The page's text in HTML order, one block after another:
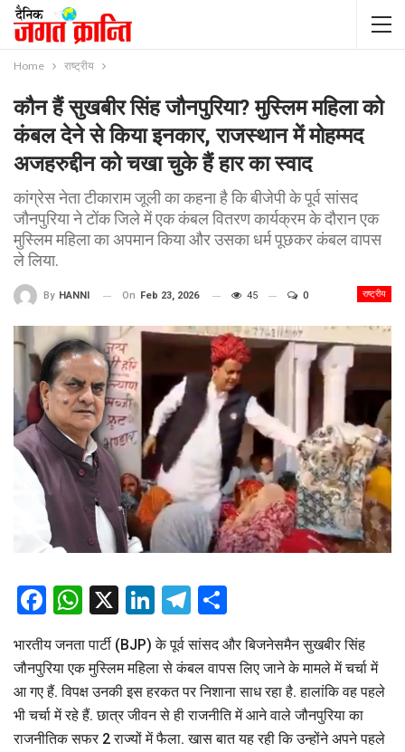
Home राष्ट्रीय
कौन हैं सुखबीर सिंह जौनपुरिया? मुस्लिम महिला को
कंबल देने से किया इनकार, राजस्थान में मोहम्मद
अजहरुद्दीन को चखा चुके हैं हार का स्वाद
कांग्रेस नेता टीकाराम जूली का कहना है कि बीजेपी के पूर्व सांसद
जौनपुरिया ने टोंक जिले में एक कंबल वितरण कार्यक्रम के दौरान एक
मुस्लिम महिला का अपमान किया और उसका धर्म पूछकर कंबल वापस
ले लिया.
राष्ट्रीय
By HANNI On Feb 23, 2026 45 0
Facebook
WhatsApp
X LinkedIn
Telegram
भारतीय जनता पार्टी (BJP) के पूर्व सांसद और बिजनेसमैन सुखबीर सिंह
जौनपुरिया एक मुस्लिम महिला से कंबल वापस लिए जाने के मामले में चर्चा में
आ गए हैं. विपक्ष उनकी इस हरकत पर निशाना साध रहा है. हालांकि वह पहले
भी चर्चा में रहे हैं. छात्र जीवन से ही राजनीति में आने वाले जौनपुरिया का
राजनीतिक सफर 2 राज्यों में फैला. खास बात यह रही कि उन्होंने अपने पहले